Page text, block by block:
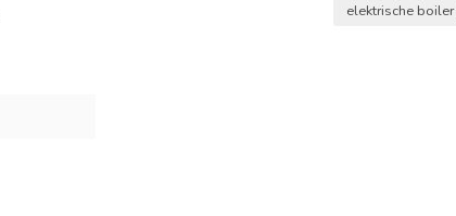
elektrische boiler